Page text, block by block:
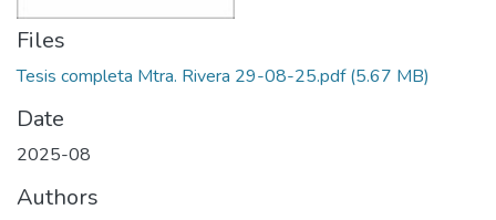
Files
Tesis completa Mtra. Rivera 29-08-25.pdf(5.67 MB)
Date
2025-08
Authors